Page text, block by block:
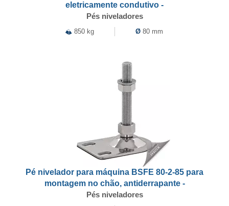
eletricamente condutivo -
Pés niveladores
850 kg Ø 80 mm
Pé nivelador para máquina BSFE 80-2-85 para
montagem no chão, antiderrapante -
Pés niveladores